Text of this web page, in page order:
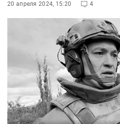
20 апреля 2024, 15:20 4